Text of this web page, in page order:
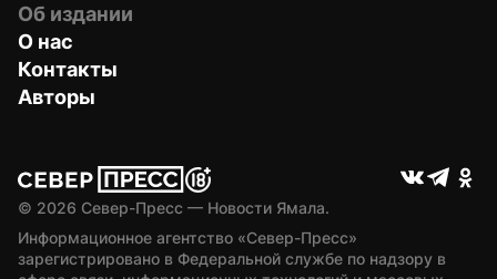
Об издании
О нас
Контакты
Авторы
© 2026 Север-Пресс — Новости Ямала.
Информационное агентство «Север-Пресс»
зарегистрировано в Федеральной службе по надзору в